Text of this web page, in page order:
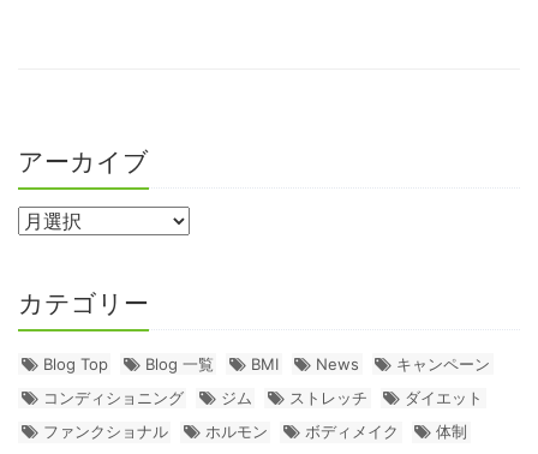
アーカイブ
カテゴリー
Blog Top Blog 一覧 BMI News
キャンペーン
コンディショニング
ジム ストレッチ
ダイエット
ファンクショナル
ホルモン ボディメイク
体制